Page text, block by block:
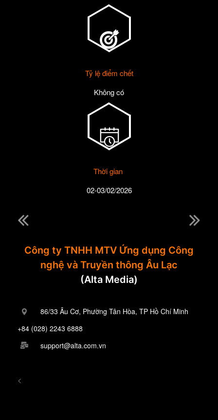
Tỷ lệ điểm chết
Không có
Thời gian
02-03/02/2026
Công ty TNHH MTV Ứng dụng Công
nghệ và Truyền thông Âu Lạc
(Alta Media)
86/33 Âu Cơ, Phường Tân Hòa, TP Hồ Chí Minh
+84 (028) 2243 6888
support@alta.com.vn
<